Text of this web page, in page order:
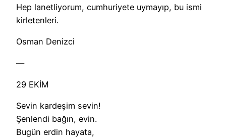
Hep lanetliyorum, cumhuriyete uymayıp, bu ismi
kirletenleri.
Osman Denizci
—
29 EKİM
Sevin kardeşim sevin!
Şenlendi bağın, evin.
Bugün erdin hayata,